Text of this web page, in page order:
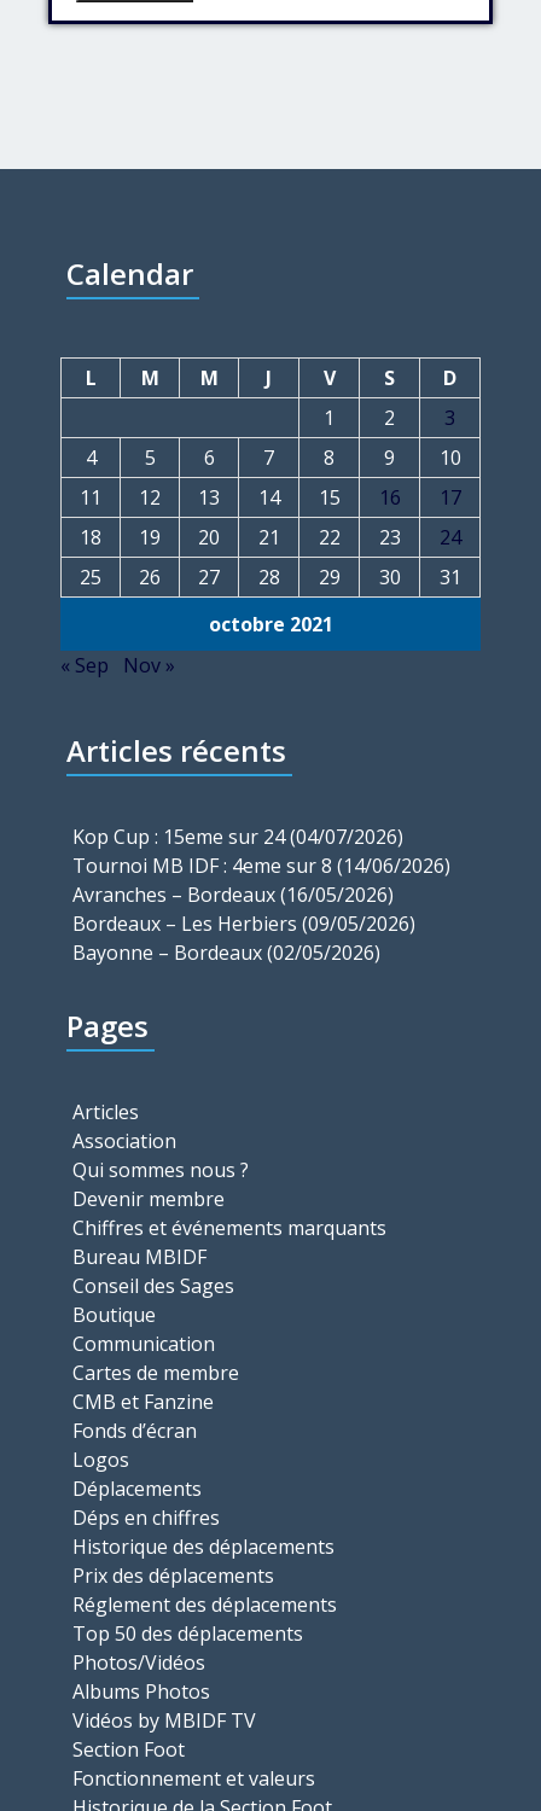
Calendar
octobre 2021
L M M J V S
D
1
2
3
4
5 6 7 8 9
10
11
12 13 14 15 16
17
18
19 20 21 22 23
24
25
26 27 28 29 30 31
« Sep Nov »
Articles récents
Kop Cup : 15eme sur 24 (04/07/2026)
Tournoi MB IDF : 4eme sur 8 (14/06/2026)
Avranches – Bordeaux (16/05/2026)
Bordeaux – Les Herbiers (09/05/2026)
Bayonne – Bordeaux (02/05/2026)
Pages
Articles
Association
Qui sommes nous ?
Devenir membre
Chiffres et événements marquants
Bureau MBIDF
Conseil des Sages
Boutique
Communication
Cartes de membre
CMB et Fanzine
Fonds d’écran
Logos
Déplacements
Déps en chiffres
Historique des déplacements
Prix des déplacements
Réglement des déplacements
Top 50 des déplacements
Photos/Vidéos
Albums Photos
Vidéos by MBIDF TV
Section Foot
Fonctionnement et valeurs